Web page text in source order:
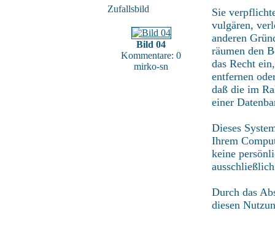
Zufallsbild
Bild 04
Kommentare: 0
mirko-sn
Sie
vulgären,
anderen
räumen den
das Recht
entfernen
daß die im
einer
Dieses
Ihrem
keine
Durch das
diesen